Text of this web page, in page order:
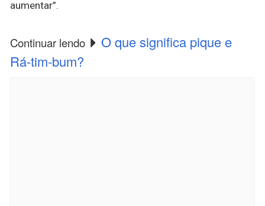
aumentar”.
Continuar lendo
O que significa pique e
Rá-tim-bum?